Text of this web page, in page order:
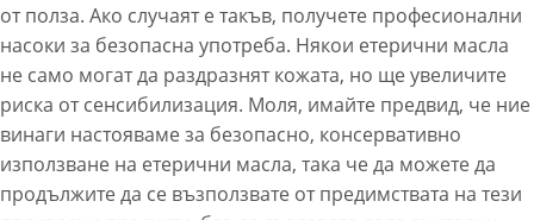
от полза. Ако случаят е такъв, получете професионални
насоки за безопасна употреба. Някои етерични масла
не само могат да раздразнят кожата, но ще увеличите
риска от сенсибилизация. Моля, имайте предвид, че ние
винаги настояваме за безопасно, консервативно
използване на етерични масла, така че да можете да
продължите да се възползвате от предимствата на тези